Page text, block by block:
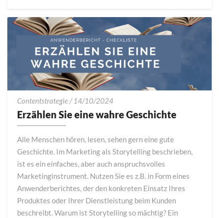
Contentstrategie/ 14/10/2024Erzählen
Sie
Geschichte
Erzählen Sie eine wahre Geschichte
Alle Menschen hören, lesen, sehen gern eine gute
Geschichte. Im Marketing als Storytelling beschrieben,
ist es ein einfaches, aber auch anspruchsvolles
Marketinginstrument. Nutzen Sie es z.B. in Form eines
Anwenderberichtes, der den konkreten Einsatz Ihres
Produktes oder Ihrer Dienstleistung beim Kunden
beschreibt. Warum ist Storytelling so mächtig? Ein